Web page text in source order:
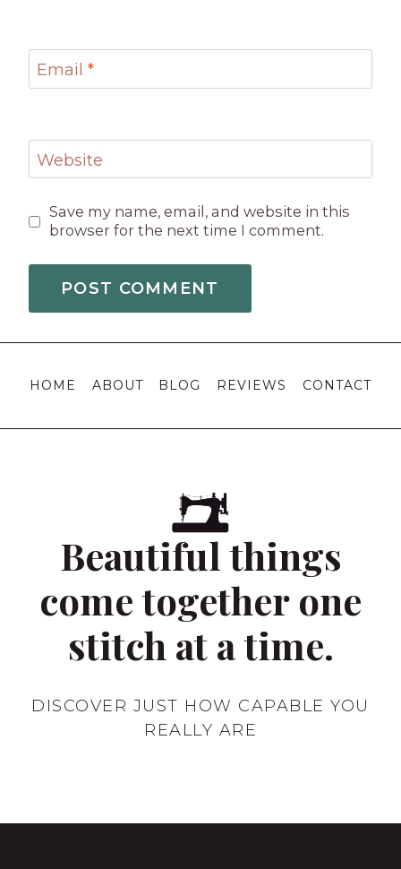
Email *
Website
Save my name, email, and website in this
browser for the next time I comment.
HOME ABOUT BLOG REVIEWS CONTACT
Beautiful things
come together one
stitch at a time.
DISCOVER JUST HOW CAPABLE YOU
REALLY ARE